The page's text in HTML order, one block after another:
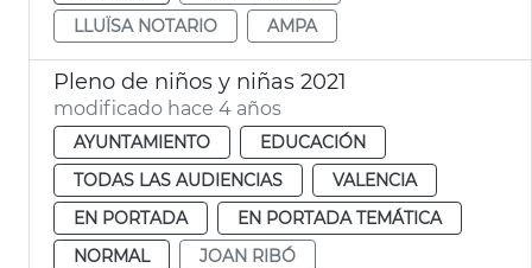
LLUÏSA NOTARIO
AMPA
Pleno de niños y niñas 2021
modificado hace 4 años
AYUNTAMIENTO
EDUCACIÓN
TODAS LAS AUDIENCIAS
VALENCIA
EN PORTADA
EN PORTADA TEMÁTICA
NORMAL
JOAN RIBÓ